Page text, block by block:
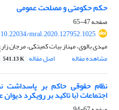
حکم حکومتی و مصلحت عمومی
صفحه47-65
10.22034/mral.2020.127952.1025
مهدی بالوی، مهناز بیات کمیتکی، مرجان
مشاهده مقاله
اصل مقاله 541.13 K
نظام حقوقی حاکم بر
اجتماعات (با تاکید بر رویکرد